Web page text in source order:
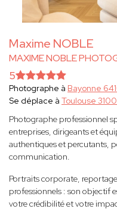
Maxime NOBLE
MAXIME NOBLE
5
Photographe à Bayonne
Se déplace à Toulouse
Photographe professionnel
entreprises, dirigeants et
authentiques et percutants,
communication.
Portraits corporate,
professionnels : son objectif
votre crédibilité et votre